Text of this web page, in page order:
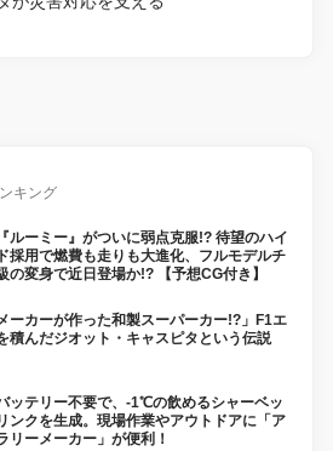
キング
ルーミー』がついに弱点克服!? 待望のハイ
採用で燃費も走りも大進化、フルモデルチ
の変身で近日登場か!? 【予想CG付き】
ーカーが作った和製スーパーカー!?」F1エ
積んだジオット・キャスピタという伝説
ッテリー不要で、-1℃の飲めるシャーベッ
ンクを生成。現場作業やアウトドアに「ア
リーメーカー」が便利！